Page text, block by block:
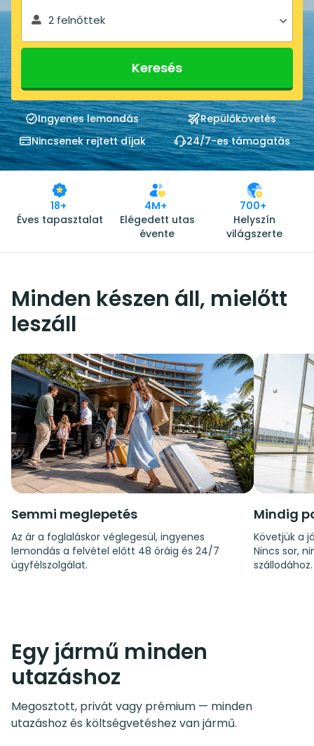
2 felnőttek
Keresés
Ingyenes lemondás
Repülőkövetés
Nincsenek rejtett díjak
24/7-es támogatás
18+
Éves tapasztalat
4M+
Elégedett utas
évente
700+
Helyszín
világszerte
Minden készen áll, mielőtt
leszáll
Semmi meglepetés
Az ár a foglaláskor véglegesül, ingyenes
lemondás a felvétel előtt 48 óráig és 24/7
ügyfélszolgálat.
Mindig
Követjük a
Nincs sor,
szállodához.
Egy jármű minden
utazáshoz
Megosztott, privát vagy prémium — minden
utazáshoz és költségvetéshez van jármű.